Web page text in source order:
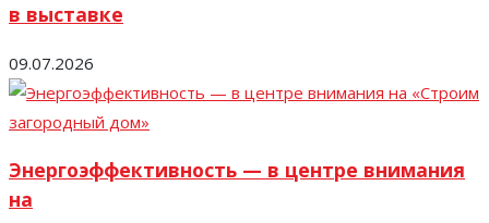
в выставке
09.07.2026
Энергоэффективность — в центре внимания
на